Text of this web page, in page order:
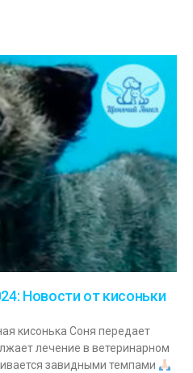
Новости от кисоньки
кисонька Соня передает
лечение в ветеринарном
завидными темпами